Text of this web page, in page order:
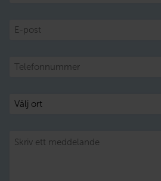
E-
post
Telefon
Välj
ort